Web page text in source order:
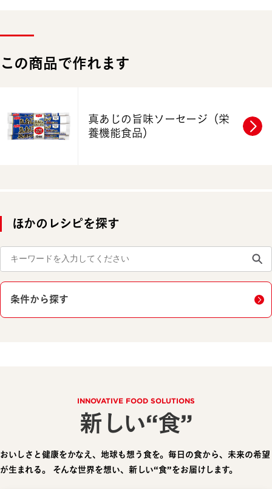
この商品で作れます
真あじの旨味ソーセージ （栄
養機能食品）
ほかのレシピを探す
条件から探す
INNOVATIVE FOOD SOLUTIONS
新しい“食”
おいしさと健康をかなえ、地球も想う食を。毎日の食から、未来の希望
が生まれる。
そんな世界を想い、新しい“食”をお届けします。